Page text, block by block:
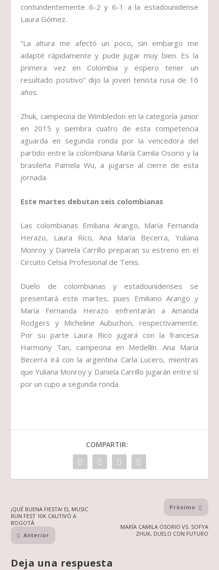
contundentemente 6-2 y 6-1 a la estadounidense
Laura Gómez.
“La altura me afectó un poco, sin embargo me
adapté rápidamente y pude jugar muy bien. Es la
primera vez en Colombia y espero tener un
resultado positivo” dijo la joven tenista rusa de 16
años.
Zhuk, campeona de Wimbledon en la categoría junior
en 2015 y siembra cuatro de esta competencia
aguarda en segunda ronda por la vencedora del
partido entre la colombiana María Camila Osorio y la
brasileña Pamela Wu, a jugarse al cierre de esta
jornada.
Este martes debutan seis colombianas
Las colombianas Emiliana Arango, María Fernanda
Herazo, Laura Rico, Ana María Becerra, Yuliana
Monroy y Daniela Carrillo preparan su estreno en el
Circuito Celsia Profesional de Tenis.
Duelo de colombianas y estadounidenses se
presentará este martes, pues Emiliano Arango y
María Fernanda Herazo enfrentarán a Amanda
Rodgers y Micheline Aubuchon, respectivamente.
Por su parte Laura Rico jugará con la francesa
Harmony Tan, campeona en Medellín. Ana María
Becerra irá con la argentina Carla Lucero, mientras
que Yuliana Monroy y Daniela Carrillo jugarán entre sí
por un cupo a segunda ronda.
COMPARTIR:
¡QUÉ BUENA FIESTA! EL MUSIC
RUN FEST 10K CAUTIVÓ A
BOGOTÁ
Anterior
Próximo
MARÍA CAMILA OSORIO VS. SOFYA
ZHUK, DUELO CON FUTURO
Deja una respuesta